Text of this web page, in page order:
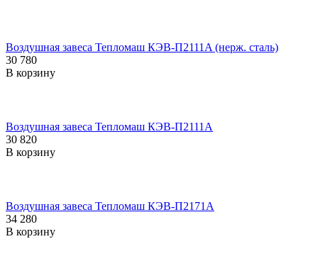
Воздушная завеса Тепломаш КЭВ-П2111A (нерж. сталь)
30 780
В корзину
Воздушная завеса Тепломаш КЭВ-П2111A
30 820
В корзину
Воздушная завеса Тепломаш КЭВ-П2171A
34 280
В корзину